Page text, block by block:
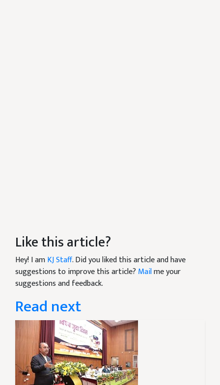
Like this article?
Hey! I amKJ Staff. Did you liked this article and have
suggestions to improve this article? Mailme your
suggestions and feedback.
Read next